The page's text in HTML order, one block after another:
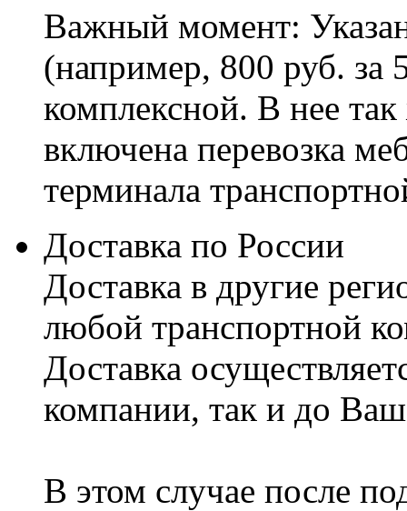
Важный момент:
(например, 800 руб. за
комплексной. В нее
включена перевозка
терминала
Доставка по России
Доставка в другие
любой транспортной
Доставка
компании, так и до
В этом случае после